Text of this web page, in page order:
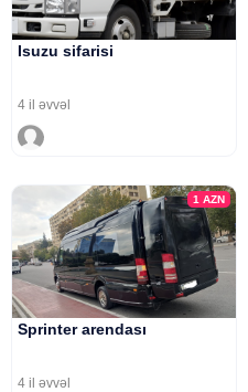
Isuzu sifarisi
4 il əvvəl
1 AZN
Sprinter arendası
4 il əvvəl